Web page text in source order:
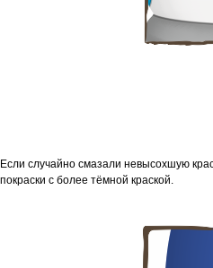
Если случайно смазали невысохшую
покраски с более тёмной краской.